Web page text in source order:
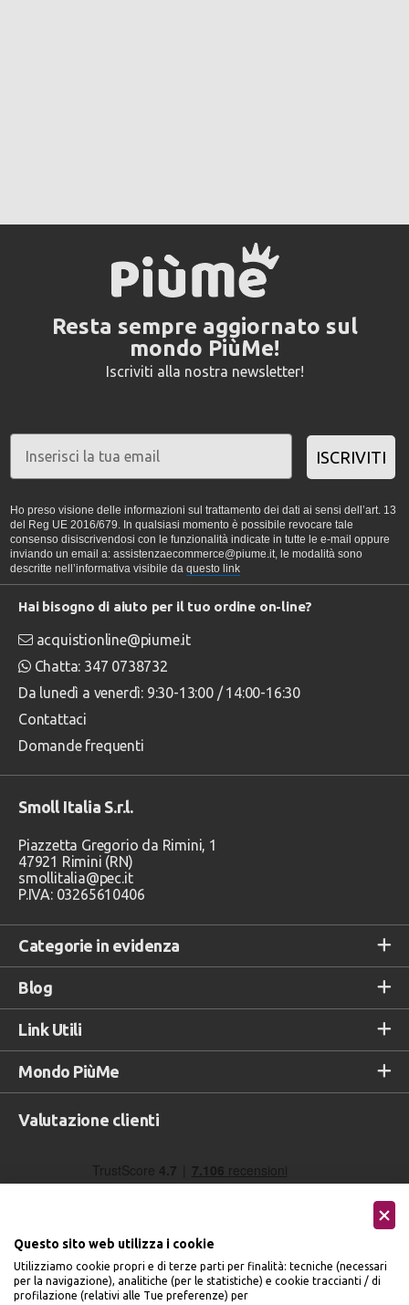
Resta sempre aggiornato sul
mondo PiùMe!
Iscriviti alla nostra newsletter!
ISCRIVITI
Ho preso visione delle informazioni sul trattamento dei dati ai sensi dell’art. 13
del Reg UE 2016/679. In qualsiasi momento è possibile revocare tale
consenso disiscrivendosi con le funzionalità indicate in tutte le e-mail oppure
inviando un email a: assistenzaecommerce@piume.it, le modalità sono
descritte nell’informativa visibile da questo link
Categorie in evidenza
Blog
Link Utili
Mondo PiùMe
Hai bisogno di aiuto per il tuo ordine on-line?
acquistionline@piume.it
Chatta: 347 0738732
Da lunedì a venerdì: 9:30-13:00 / 14:00-16:30
Contattaci
Domande frequenti
Smoll Italia S.r.l.
Piazzetta Gregorio da Rimini, 1
47921 Rimini (RN)
smollitalia@pec.it
P.IVA: 03265610406
Valutazione clienti
Questo sito web utilizza i cookie
Utilizziamo cookie propri e di terze parti per finalità: tecniche (necessari
per la navigazione), analitiche (per le statistiche) e cookie traccianti / di
profilazione (relativi alle Tue preferenze) per